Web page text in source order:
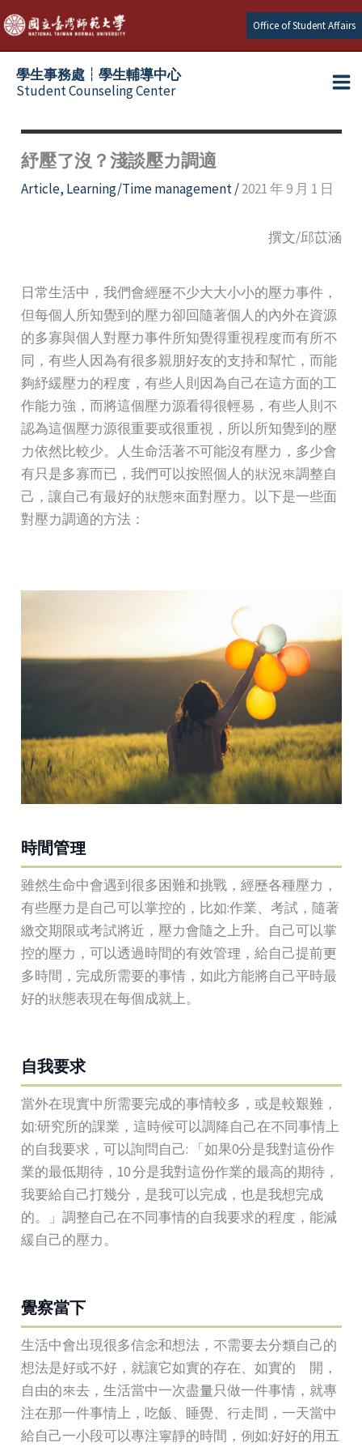
Skip
to
content
Office of Student Affairs
學生事務處┆學生輔導中心
Student Counseling Center
紓壓了沒？淺談壓力調適
Article, Learning/Time management/2021 年 9 月 1 日
撰文/邱苡涵
日常生活中，我們會經歷不少大大小小的壓力事件，
但每個人所知覺到的壓力卻回隨著個人的內外在資源
的多寡與個人對壓力事件所知覺得重視程度而有所不
同，有些人因為有很多親朋好友的支持和幫忙，而能
夠紓緩壓力的程度，有些人則因為自己在這方面的工
作能力強，而將這個壓力源看得很輕易，有些人則不
認為這個壓力源很重要或很重視，所以所知覺到的壓
力依然比較少。人生命活著不可能沒有壓力，多少會
有只是多寡而已，我們可以按照個人的狀況來調整自
己，讓自己有最好的狀態來面對壓力。以下是一些面
對壓力調適的方法：
時間管理
雖然生命中會遇到很多困難和挑戰，經歷各種壓力，
有些壓力是自己可以掌控的，比如:作業、考試，隨著
繳交期限或考試將近，壓力會隨之上升。自己可以掌
控的壓力，可以透過時間的有效管理，給自己提前更
多時間，完成所需要的事情，如此方能將自己平時最
好的狀態表現在每個成就上。
自我要求
當外在現實中所需要完成的事情較多，或是較艱難，
如:研究所的課業，這時候可以調降自己在不同事情上
的自我要求，可以詢問自己: 「如果0分是我對這份作
業的最低期待，10 分是我對這份作業的最高的期待，
我要給自己打幾分，是我可以完成，也是我想完成
的。」調整自己在不同事情的自我要求的程度，能減
緩自己的壓力。
覺察當下
生活中會出現很多信念和想法，不需要去分類自己的
想法是好或不好，就讓它如實的存在、如實的離開，
自由的來去，生活當中一次盡量只做一件事情，就專
注在那一件事情上，吃飯、睡覺、行走間，一天當中
給自己一小段可以專注寧靜的時間，例如:好好的用五